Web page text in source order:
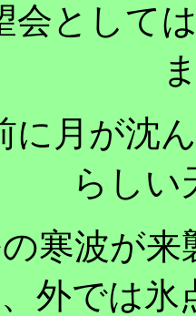
会として
に月が沈
らしい
寒波が
外では氷